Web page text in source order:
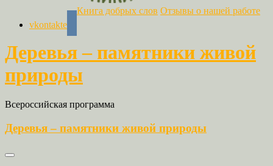
vkontakte
Книга добрых слов Отзывы о нашей работе
Деревья – памятники живой
природы
Всероссийская программа
Деревья – памятники живой природы